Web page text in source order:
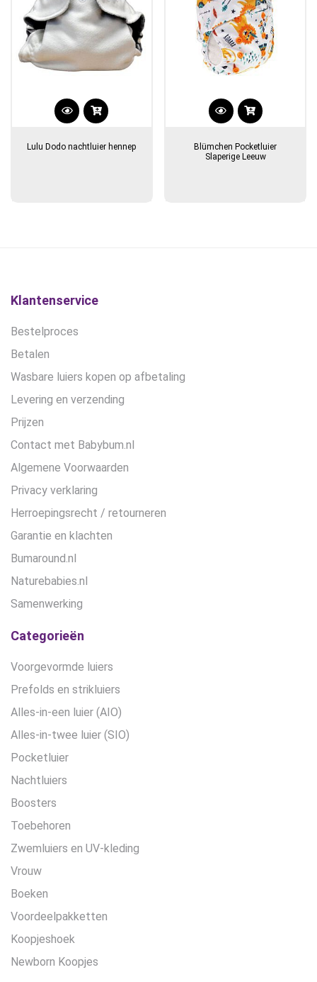
de
productpagina
Lulu Dodo nachtluier hennep
Blümchen Pocketluier
Slaperige Leeuw
Klantenservice
Bestelproces
Betalen
Wasbare luiers kopen op afbetaling
Levering en verzending
Prijzen
Contact met Babybum.nl
Algemene Voorwaarden
Privacy verklaring
Herroepingsrecht / retourneren
Garantie en klachten
Bumaround.nl
Naturebabies.nl
Samenwerking
Categorieën
Voorgevormde luiers
Prefolds en strikluiers
Alles-in-een luier (AIO)
Alles-in-twee luier (SIO)
Pocketluier
Nachtluiers
Boosters
Toebehoren
Zwemluiers en UV-kleding
Vrouw
Boeken
Voordeelpakketten
Koopjeshoek
Newborn Koopjes